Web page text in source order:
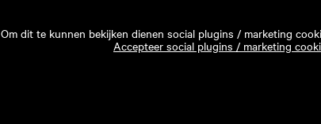
Om dit te kunnen bekijken dienen social plugins / marketing
Accepteer social plugins / marketing